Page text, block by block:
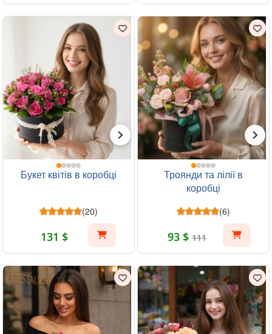
Букет квітів в коробці
(20)
131 $
Троянди та лілії в
коробці
(6)
93 $ 111